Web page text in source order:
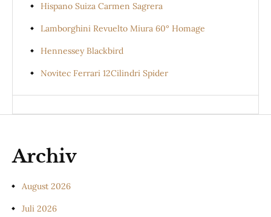
Hispano Suiza Carmen Sagrera
Lamborghini Revuelto Miura 60° Homage
Hennessey Blackbird
Novitec Ferrari 12Cilindri Spider
Archiv
August 2026
Juli 2026